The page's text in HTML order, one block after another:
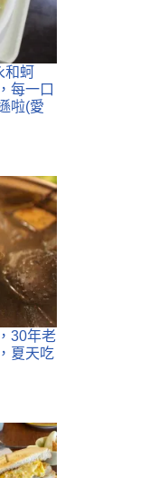
和蚵
每一口
啦(愛
30年老
夏天吃